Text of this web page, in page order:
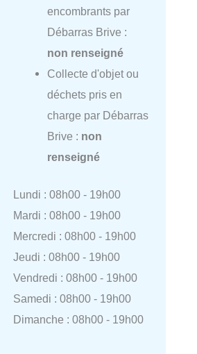
encombrants par
Débarras Brive :
non renseigné
Collecte d'objet ou
déchets pris en
charge par Débarras
Brive : non
renseigné
Lundi : 08h00 - 19h00
Mardi : 08h00 - 19h00
Mercredi : 08h00 - 19h00
Jeudi : 08h00 - 19h00
Vendredi : 08h00 - 19h00
Samedi : 08h00 - 19h00
Dimanche : 08h00 - 19h00